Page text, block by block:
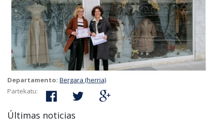
Departamento: Bergara (herria)
Partekatu:
Últimas noticias